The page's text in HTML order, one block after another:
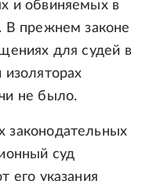
и обвиняемых в
В прежнем законе
для судей в
изоляторах
не было.
законодательных
суд
его указания